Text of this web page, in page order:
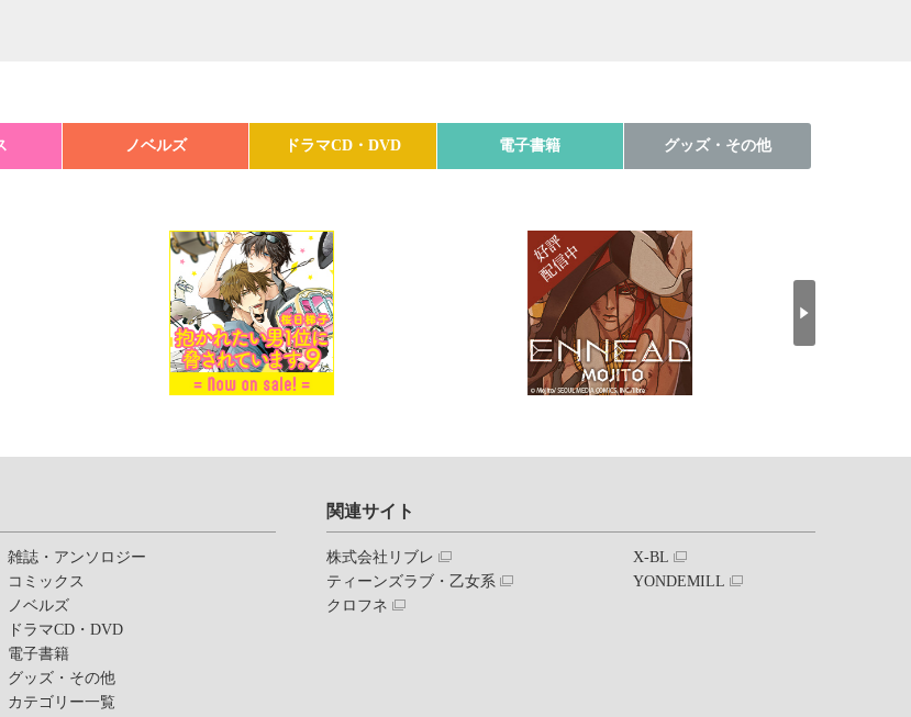
ノベルズ ドラマCD・DVD 電子書籍 グッズ・その他
雑誌・アンソロジー
コミックス
ノベルズ
ドラマCD・DVD
電子書籍
グッズ・その他
カテゴリー一覧
関連サイト
株式会社リブレ
ティーンズラブ・乙女系
クロフネ
X-BL
YONDEMILL